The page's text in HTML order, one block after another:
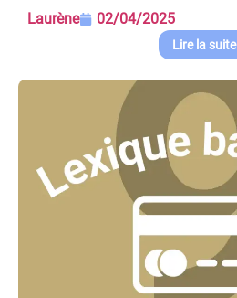
Laurène 02/04/2025
Lire la suite